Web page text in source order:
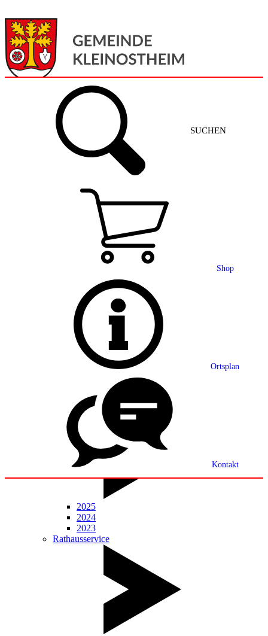
SUCHEN
Shop
Ortsplan
Kontakt
Gemeinde + Service
Grußwort
Ortsplan
Partnerschaft
Statistik
Mitteilungsblatt
2025
2024
2023
Rathausservice